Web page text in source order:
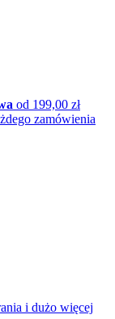
od 199,00 zł
zamówienia
i dużo więcej